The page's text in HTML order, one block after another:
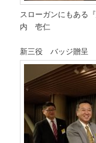
スローガンにもある
内 壱仁
新三役 バッジ贈呈